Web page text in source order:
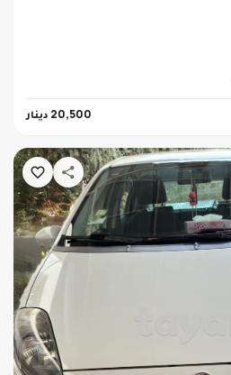
20,500 دينار